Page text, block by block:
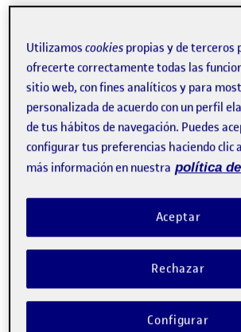
Hola a todos, Aquí está el resumen del
Publicado porPEC 4 LA RELATORA
Maria Dolores Jimenez Palacios
Utilizamoscookies propias y de terceros
ofrecerte correctamente todas las
sitio web, con fines analíticos y para
personalizada de acuerdo con un perfil
de tus hábitos de navegación. Puedes
configurar tus preferencias haciendo clic
más información en nuestra política
Rechazar
Aceptar
Configurar